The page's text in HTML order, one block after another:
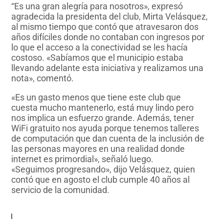
“Es una gran alegría para nosotros», expresó
agradecida la presidenta del club, Mirta Velásquez,
al mismo tiempo que contó que atravesaron dos
años difíciles donde no contaban con ingresos por
lo que el acceso a la conectividad se les hacía
costoso. «Sabíamos que el municipio estaba
llevando adelante esta iniciativa y realizamos una
nota», comentó.
«Es un gasto menos que tiene este club que
cuesta mucho mantenerlo, está muy lindo pero
nos implica un esfuerzo grande. Además, tener
WiFi gratuito nos ayuda porque tenemos talleres
de computación que dan cuenta de la inclusión de
las personas mayores en una realidad donde
internet es primordial», señaló luego.
«Seguimos progresando», dijo Velásquez, quien
contó que en agosto el club cumple 40 años al
servicio de la comunidad.